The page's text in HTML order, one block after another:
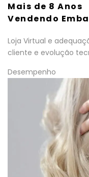
Mais de 8 Anos
Vendendo
Loja Virtual e
cliente e evolução
Desempenho